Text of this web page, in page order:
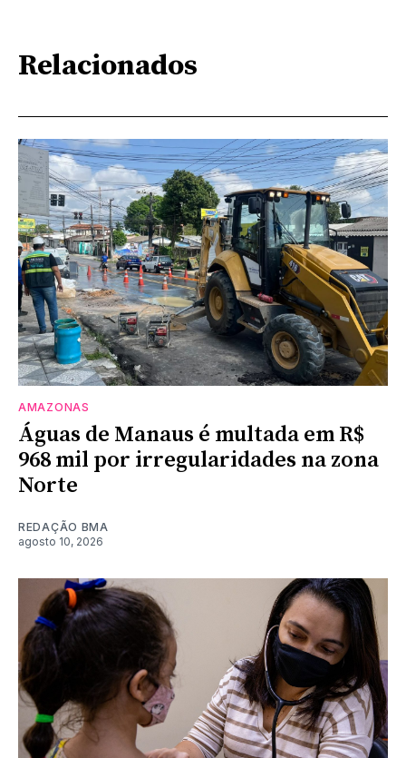
Relacionados
AMAZONAS
Águas de Manaus é multada em R$
968 mil por irregularidades na zona
Norte
REDAÇÃO BMA
agosto 10, 2026